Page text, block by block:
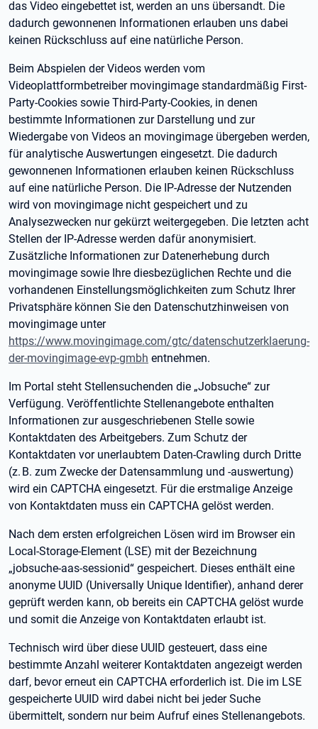
das Video eingebettet ist, werden an uns übersandt. Die
dadurch gewonnenen Informationen erlauben uns dabei
keinen Rückschluss auf eine natürliche Person.
Beim Abspielen der Videos werden vom
Videoplattformbetreiber movingimage standardmäßig First-
Party-Cookies sowie Third-Party-Cookies, in denen
bestimmte Informationen zur Darstellung und zur
Wiedergabe von Videos an movingimage übergeben werden,
für analytische Auswertungen eingesetzt. Die dadurch
gewonnenen Informationen erlauben keinen Rückschluss
auf eine natürliche Person. Die IP-Adresse der Nutzenden
wird von movingimage nicht gespeichert und zu
Analysezwecken nur gekürzt weitergegeben. Die letzten acht
Stellen der IP-Adresse werden dafür anonymisiert.
Zusätzliche Informationen zur Datenerhebung durch
movingimage sowie Ihre diesbezüglichen Rechte und die
vorhandenen Einstellungsmöglichkeiten zum Schutz Ihrer
Privatsphäre können Sie den Datenschutzhinweisen von
movingimage unter
https://www.movingimage.com/gtc/datenschutzerklaerung-
der-movingimage-evp-gmbh entnehmen.
Im Portal steht Stellensuchenden die „Jobsuche“ zur
Verfügung. Veröffentlichte Stellenangebote enthalten
Informationen zur ausgeschriebenen Stelle sowie
Kontaktdaten des Arbeitgebers. Zum Schutz der
Kontaktdaten vor unerlaubtem Daten-Crawling durch Dritte
(z. B. zum Zwecke der Datensammlung und -auswertung)
wird ein CAPTCHA eingesetzt. Für die erstmalige Anzeige
von Kontaktdaten muss ein CAPTCHA gelöst werden.
Nach dem ersten erfolgreichen Lösen wird im Browser ein
Local-Storage-Element (LSE) mit der Bezeichnung
„jobsuche-aas-sessionid“ gespeichert. Dieses enthält eine
anonyme UUID (Universally Unique Identifier), anhand derer
geprüft werden kann, ob bereits ein CAPTCHA gelöst wurde
und somit die Anzeige von Kontaktdaten erlaubt ist.
Technisch wird über diese UUID gesteuert, dass eine
bestimmte Anzahl weiterer Kontaktdaten angezeigt werden
darf, bevor erneut ein CAPTCHA erforderlich ist. Die im LSE
gespeicherte UUID wird dabei nicht bei jeder Suche
übermittelt, sondern nur beim Aufruf eines Stellenangebots.